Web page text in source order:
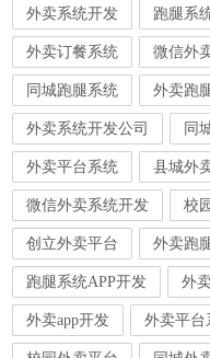
外卖系统开发 跑腿系
外卖订餐系统 微信外
同城跑腿系统 外卖跑
外卖系统开发公司 同
外卖平台系统 县城外
微信外卖系统开发 校
创立外卖平台 外卖跑
跑腿系统APP开发 外
外卖app开发 外卖平台